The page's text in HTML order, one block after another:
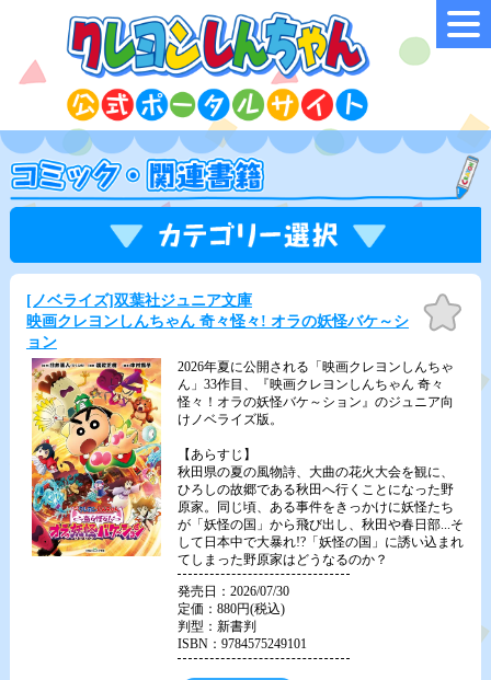
[ノベライズ]双葉社ジュニア文庫
映画クレヨンしんちゃん 奇々怪々! オラの妖怪バケ～シ
ョン
お気
に入
2026年夏に公開される「映画クレヨンしんちゃ
ん」33作目、『映画クレヨンしんちゃん 奇々
怪々！オラの妖怪バケ～ション』のジュニア向
けノベライズ版。
【あらすじ】
秋田県の夏の風物詩、大曲の花火大会を観に、
ひろしの故郷である秋田へ行くことになった野
原家。同じ頃、ある事件をきっかけに妖怪たち
が「妖怪の国」から飛び出し、秋田や春日部...そ
して日本中で大暴れ!?「妖怪の国」に誘い込まれ
てしまった野原家はどうなるのか？
発売日：2026/07/30
定価：880円(税込)
判型：新書判
ISBN：9784575249101